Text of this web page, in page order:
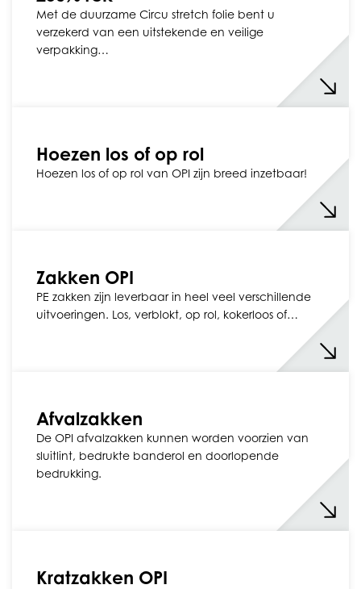
Met de duurzame Circu stretch folie bent u
verzekerd van een uitstekende en veilige
verpakking…
Hoezen los of op rol
Hoezen los of op rol van OPI zijn breed inzetbaar!
Zakken OPI
PE zakken zijn leverbaar in heel veel verschillende
uitvoeringen. Los, verblokt, op rol, kokerloos of…
Afvalzakken
De OPI afvalzakken kunnen worden voorzien van
sluitlint, bedrukte banderol en doorlopende
bedrukking.
Kratzakken OPI